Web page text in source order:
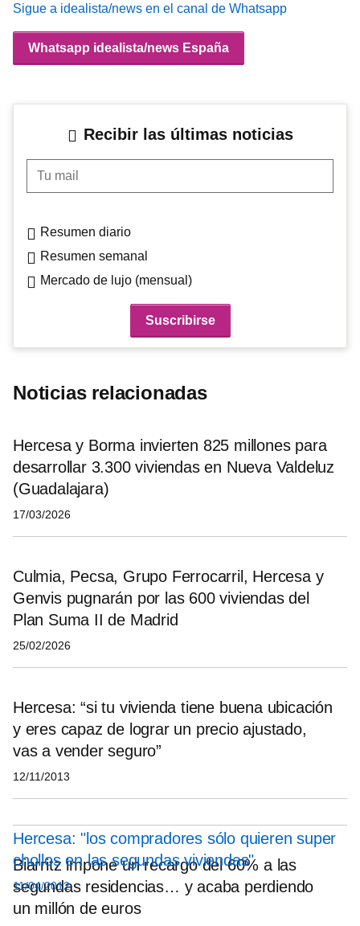
Sigue a idealista/news en el canal de Whatsapp
Whatsapp idealista/news España
Recibir las últimas noticias
Tu mail
Resumen diario
Resumen semanal
Mercado de lujo (mensual)
Noticias relacionadas
Hercesa y Borma invierten 825 millones para
desarrollar 3.300 viviendas en Nueva Valdeluz
(Guadalajara)
17/03/2026
Culmia, Pecsa, Grupo Ferrocarril, Hercesa y
Genvis pugnarán por las 600 viviendas del
Plan Suma II de Madrid
25/02/2026
Hercesa: “si tu vivienda tiene buena ubicación
y eres capaz de lograr un precio ajustado,
vas a vender seguro”
12/11/2013
Hercesa: "los compradores sólo quieren super
chollos en las segundas viviendas"
11/04/2012
Biarritz impone un recargo del 60% a las
segundas residencias… y acaba perdiendo
un millón de euros